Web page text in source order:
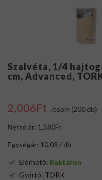
Szalvéta, 1/4
cm, Advanced,
2,006Ft /csom (200 db)
Nettó ár: 1,580Ft
Egységár: 10,03 / db
Elérhető: Raktáron
Gyártó: TORK